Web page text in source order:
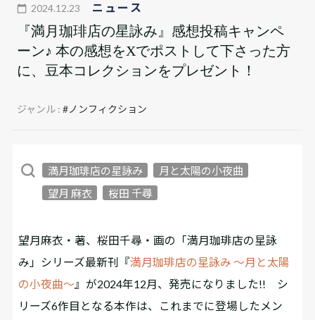
2024.12.23 ニュース
『満月珈琲店の星詠み』感想投稿キャンペ
ーン♪ 本の感想をXでポストして下さった方
に、豆本コレクションをプレゼント！
ジャンル :#ノンフィクション
満月珈琲店の星詠み
月と太陽の小夜曲
望月 麻衣
桜田 千尋
望月麻衣・著、桜田千尋・画の「満月珈琲店の星詠
み」シリーズ最新刊『満月珈琲店の星詠み ～月と太陽
の小夜曲～ 』が2024年12月、発売になりました!! シ
リーズ6作目となる本作は、これまでに登場したメン